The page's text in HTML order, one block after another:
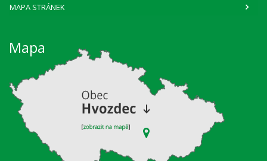
MAPA STRÁNEK
Mapa